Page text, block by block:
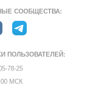
СООБЩЕСТВА:
ПОЛЬЗОВАТЕЛЕЙ:
78-25
МСК